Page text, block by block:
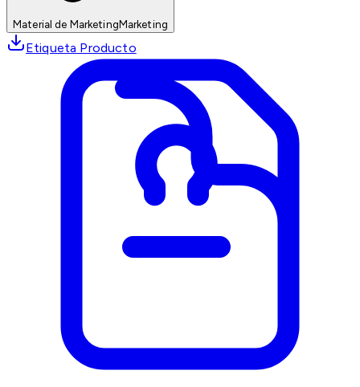
Material de MarketingMarketing
Etiqueta Producto